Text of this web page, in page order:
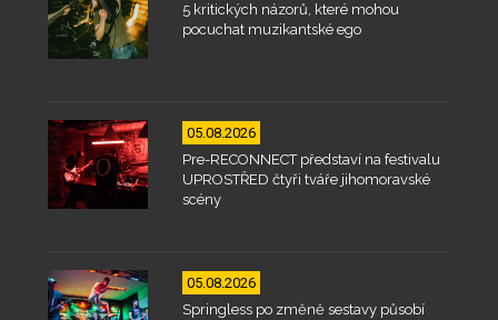
5 kritických názorů, které mohou
pocuchat muzikantské ego
05.08.2026
Pre-RECONNECT představí na festivalu
UPROSTŘED čtyři tváře jihomoravské
scény
05.08.2026
Springless po změně sestavy působí